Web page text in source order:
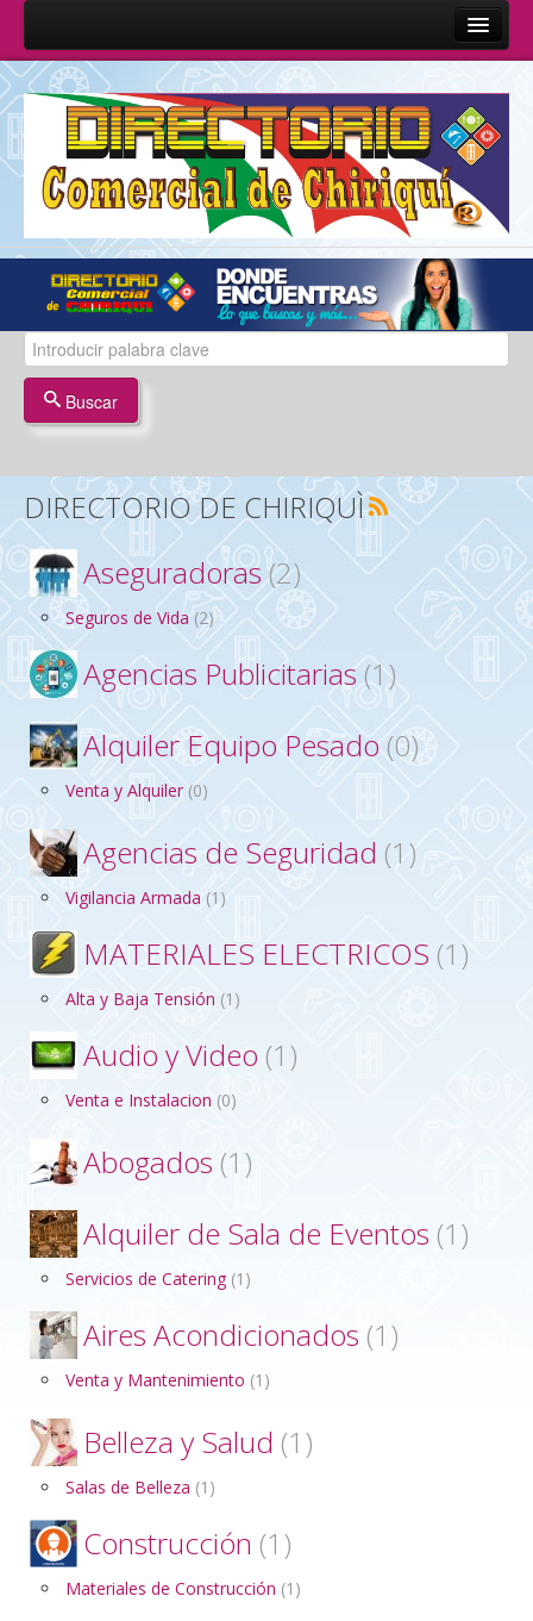
Inicio
Sobre Nosotros
Quienes Somos
Misión y Visión
Términos y Condiciones
Contáctenos
Buscar
DIRECTORIO DE CHIRIQUÌ
Aseguradoras(2)
Seguros de Vida (2)
Agencias Publicitarias(1)
Alquiler Equipo Pesado (0)
Venta y Alquiler (0)
Agencias de Seguridad (1)
Vigilancia Armada (1)
MATERIALES ELECTRICOS (1)
Alta y Baja Tensión (1)
Audio y Video (1)
Venta e Instalacion (0)
Abogados (1)
Alquiler de Sala de Eventos (1)
Servicios de Catering (1)
Aires Acondicionados (1)
Venta y Mantenimiento (1)
Belleza y Salud (1)
Salas de Belleza (1)
Construcción (1)
Materiales de Construcción (1)